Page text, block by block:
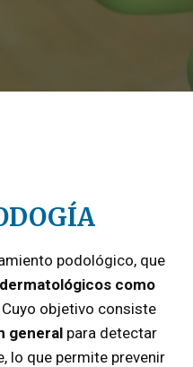
OGÍA
podológico, que
como
objetivo consiste
generalpara detectar
lo que permite prevenir